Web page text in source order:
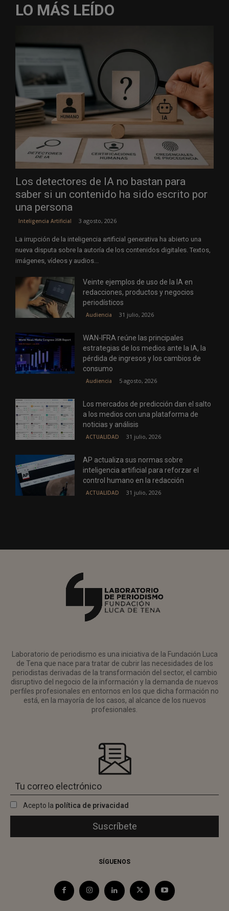
LO MÁS LEÍDO
Los detectores de IA no bastan para
saber si un contenido ha sido escrito por
una persona
Inteligencia Artificial 3 agosto, 2026
La irrupción de la inteligencia artificial generativa ha abierto una
nueva disputa sobre la autoría de los contenidos digitales. Textos,
imágenes, vídeos y audios...
Veinte ejemplos de uso de la IA en
redacciones, productos y negocios
periodísticos
Audiencia 31 julio, 2026
WAN-IFRA reúne las principales
estrategias de los medios ante la IA, la
pérdida de ingresos y los cambios de
consumo
Audiencia 5 agosto, 2026
Los mercados de predicción dan el salto
a los medios con una plataforma de
noticias y análisis
ACTUALIDAD 31 julio, 2026
AP actualiza sus normas sobre
inteligencia artificial para reforzar el
control humano en la redacción
ACTUALIDAD 31 julio, 2026
Laboratorio de periodismo es una iniciativa de la Fundación Luca
de Tena que nace para tratar de cubrir las necesidades de los
periodistas derivadas de la transformación del sector, el cambio
disruptivo del negocio de la información y la demanda de nuevos
perfiles profesionales en entornos en los que dicha formación no
está, en la mayoría de los casos, al alcance de los nuevos
profesionales.
Acepto la política de privacidad
SÍGUENOS